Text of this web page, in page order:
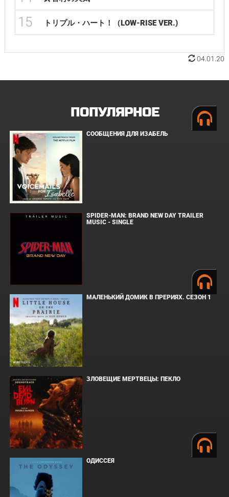
15 トリプル・ハート！（LOW-RISE VER.)
04.01.20
ПОПУЛЯРНОЕ
СООБЩЕНИЯ ДЛЯ ИЗАБЕЛЬ
SPIDER-MAN: BRAND NEW DAY TRAILER
MUSIC - SINGLE
МАЛЕНЬКИЙ ДОМИК В ПРЕРИЯХ. СЕЗОН 1
ЗЛОВЕЩИЕ МЕРТВЕЦЫ: ПЕКЛО
ОДИССЕЯ